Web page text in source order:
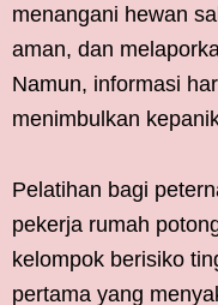
menangani hewan
aman, dan
Namun, informasi
menimbulkan
Pelatihan bagi
pekerja rumah
kelompok berisiko
pertama yang